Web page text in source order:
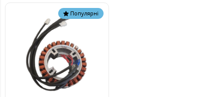
Популярні